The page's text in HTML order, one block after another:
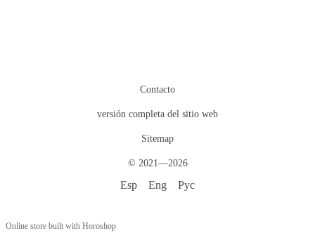
Contacto
versión completa del sitio web
Sitemap
© 2021—2026
Esp Eng Рус
Online store built with Horoshop